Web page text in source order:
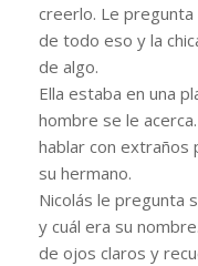
creerlo. Le pregunta
de todo eso y la
de algo.
Ella estaba en una
hombre se le
hablar con
su hermano.
Nicolás le pregunta
y cuál era su
de ojos claros y